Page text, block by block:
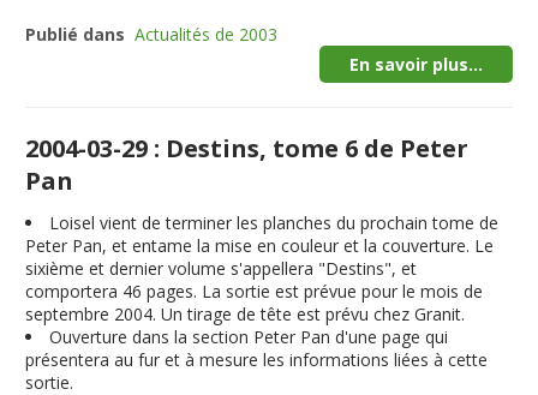
Publié dans Actualités de 2003
En savoir plus...
2004-03-29 : Destins, tome 6 de Peter
Pan
Loisel vient de terminer les planches du prochain tome de
Peter Pan, et entame la mise en couleur et la couverture. Le
sixième et dernier volume s'appellera "Destins", et
comportera 46 pages. La sortie est prévue pour le mois de
septembre 2004. Un tirage de tête est prévu chez Granit.
Ouverture dans la section Peter Pan d'une page qui
présentera au fur et à mesure les informations liées à cette
sortie.